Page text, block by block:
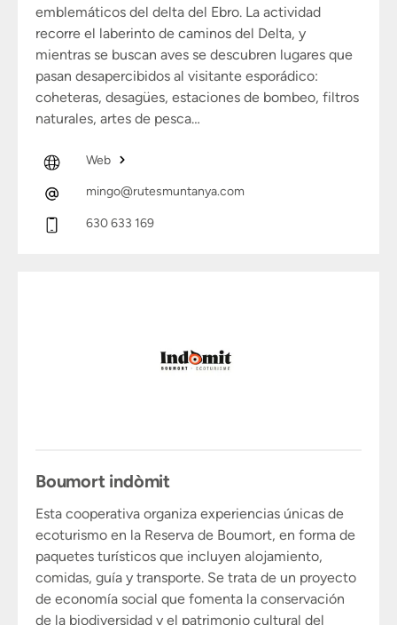
emblemáticos del delta del Ebro. La actividad
recorre el laberinto de caminos del Delta, y
mientras se buscan aves se descubren lugares que
pasan desapercibidos al visitante esporádico:
coheteras, desagües, estaciones de bombeo, filtros
naturales, artes de pesca…
Web
mingo@rutesmuntanya.com
630 633 169
Boumort indòmit
Esta cooperativa organiza experiencias únicas de
ecoturismo en la Reserva de Boumort, en forma de
paquetes turísticos que incluyen alojamiento,
comidas, guía y transporte. Se trata de un proyecto
de economía social que fomenta la conservación
de la biodiversidad y el patrimonio cultural del